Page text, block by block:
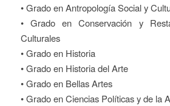
• Grado en Antropología Social y
• Grado en Conservación y
Culturales
• Grado en Historia
• Grado en Historia del Arte
• Grado en Bellas Artes
• Grado en Ciencias Políticas y de la